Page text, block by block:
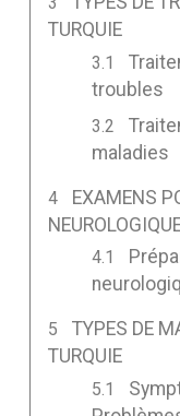
TURQUIE
troubles
maladies
EXAMENS
TYPES DE
TURQUIE